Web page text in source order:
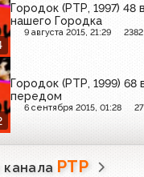
Городок (РТР, 1997) 48
нашего Городка
9 августа 2015, 21:29 2382
Городок (РТР, 1999) 68
передом
6 сентября 2015, 01:28
канала РТР